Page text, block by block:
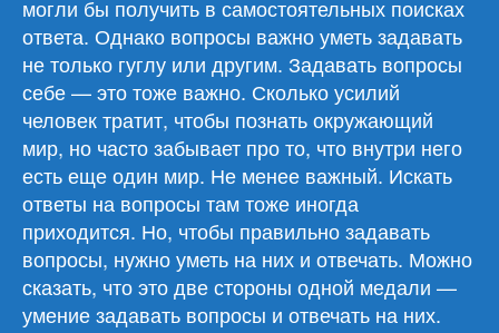
могли бы получить в самостоятельных поисках
ответа. Однако вопросы важно уметь задавать
не только гуглу или другим. Задавать вопросы
себе — это тоже важно. Сколько усилий
человек тратит, чтобы познать окружающий
мир, но часто забывает про то, что внутри него
есть еще один мир. Не менее важный. Искать
ответы на вопросы там тоже иногда
приходится. Но, чтобы правильно задавать
вопросы, нужно уметь на них и отвечать. Можно
сказать, что это две стороны одной медали —
умение задавать вопросы и отвечать на них.